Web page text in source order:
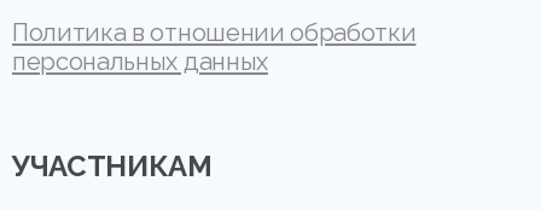
Политика в отношении обработки
персональных данных
УЧАСТНИКАМ